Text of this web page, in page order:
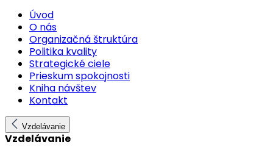
Úvod
O nás
Organizačná štruktúra
Politika kvality
Strategické ciele
Prieskum spokojnosti
Kniha návštev
Kontakt
Vzdelávanie
Vzdelávanie